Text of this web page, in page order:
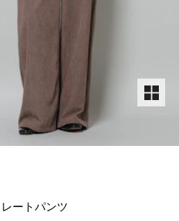
ートパンツ